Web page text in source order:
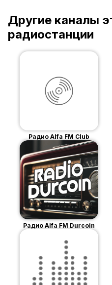
Другие каналы
радиостанции
Радио Alfa FM Club
Радио Alfa FM Durcoin